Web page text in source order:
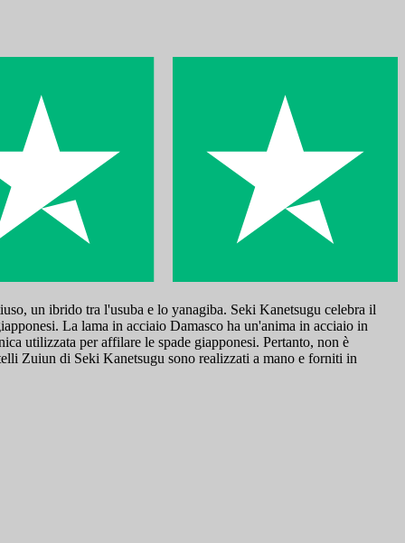
un ibrido tra l'usuba e lo yanagiba. Seki Kanetsugu celebra il
La lama in acciaio Damasco ha un'anima in acciaio in
utilizzata per affilare le spade giapponesi. Pertanto, non è
Zuiun di Seki Kanetsugu sono realizzati a mano e forniti in